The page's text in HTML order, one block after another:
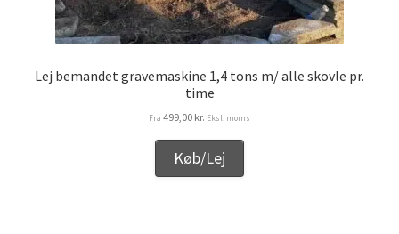
Lej bemandet gravemaskine 1,4 tons m/ alle skovle pr.
time
Fra 499,00 kr. Eksl. moms
Køb/Lej